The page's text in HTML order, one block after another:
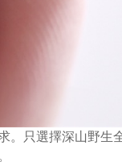
。只選擇深山野生